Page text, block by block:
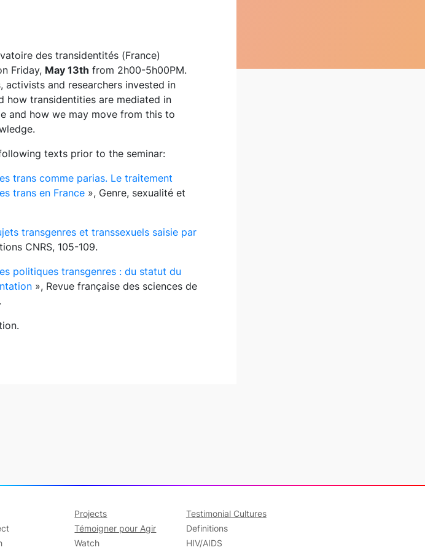
des transidentités (France)
Friday, May 13th from 2h00-5h00PM.
activists and researchers invested in
how transidentities are mediated in
and how we may move from this to
texts prior to the seminar:
trans comme parias. Le traitement
trans en France », Genre, sexualité et
transgenres et transsexuels saisie par
CNRS, 105-109.
politiques transgenres : du statut du
», Revue française des sciences de
Projects
Témoigner pour Agir
Watch
Testimonial Cultures
Definitions
HIV/AIDS